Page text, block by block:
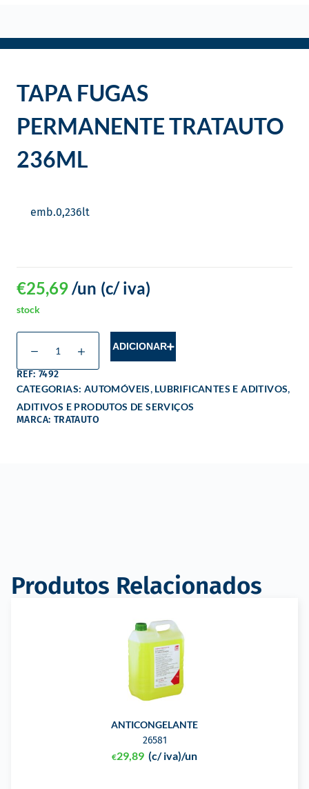
TAPA FUGAS
PERMANENTE TRATAUTO
236ML
emb.0,236lt
€25,69 (c/ iva)
/un
stock
ADICIONAR
REF: 7492
CATEGORIAS: AUTOMÓVEIS, LUBRIFICANTES E ADITIVOS,
ADITIVOS E PRODUTOS DE SERVIÇOS
MARCA: TRATAUTO
Produtos Relacionados
ANTICONGELANTE
26581
€29,89 (c/ iva)/un